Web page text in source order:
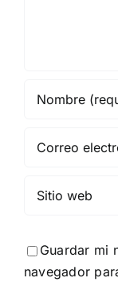
Guardar mi
navegador